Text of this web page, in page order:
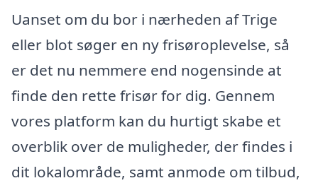
Uanset om du bor i nærheden af Trige
eller blot søger en ny frisøroplevelse, så
er det nu nemmere end nogensinde at
finde den rette frisør for dig. Gennem
vores platform kan du hurtigt skabe et
overblik over de muligheder, der findes i
dit lokalområde, samt anmode om tilbud,